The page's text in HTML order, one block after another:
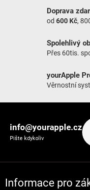
Doprava
od 600 Kč,
Spolehlivý
Přes 60tis.
yourApple
Věrnostní
info@yourapple.cz
Pište kdykoliv
Informace pro